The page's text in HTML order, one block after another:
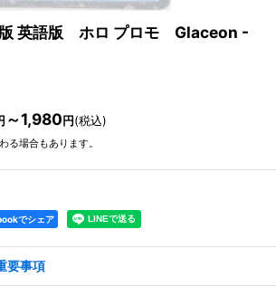
英語版 ホロ プロモ Glaceon -
～1,980円(税込)
る場合もあります。
でシェア
要事項